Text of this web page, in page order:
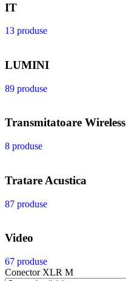
IT
13 produse
LUMINI
89 produse
Transmitatoare Wireless
8 produse
Tratare Acustica
87 produse
Video
67 produse
Conector XLR M